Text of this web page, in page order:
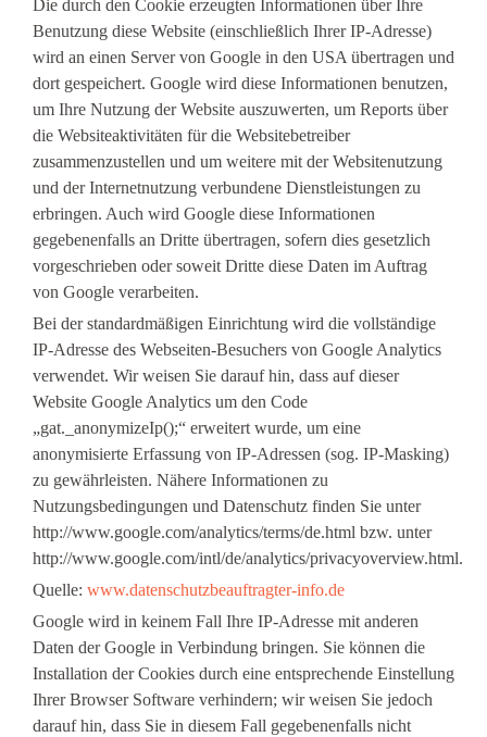
Die durch den Cookie erzeugten Informationen über Ihre
Benutzung diese Website (einschließlich Ihrer IP-Adresse)
wird an einen Server von Google in den USA übertragen und
dort gespeichert. Google wird diese Informationen benutzen,
um Ihre Nutzung der Website auszuwerten, um Reports über
die Websiteaktivitäten für die Websitebetreiber
zusammenzustellen und um weitere mit der Websitenutzung
und der Internetnutzung verbundene Dienstleistungen zu
erbringen. Auch wird Google diese Informationen
gegebenenfalls an Dritte übertragen, sofern dies gesetzlich
vorgeschrieben oder soweit Dritte diese Daten im Auftrag
von Google verarbeiten.
Bei der standardmäßigen Einrichtung wird die vollständige
IP-Adresse des Webseiten-Besuchers von Google Analytics
verwendet. Wir weisen Sie darauf hin, dass auf dieser
Website Google Analytics um den Code
„gat._anonymizeIp();“ erweitert wurde, um eine
anonymisierte Erfassung von IP-Adressen (sog. IP-Masking)
zu gewährleisten. Nähere Informationen zu
Nutzungsbedingungen und Datenschutz finden Sie unter
http://www.google.com/analytics/terms/de.html bzw. unter
http://www.google.com/intl/de/analytics/privacyoverview.html.
Quelle: www.datenschutzbeauftragter-info.de
Google wird in keinem Fall Ihre IP-Adresse mit anderen
Daten der Google in Verbindung bringen. Sie können die
Installation der Cookies durch eine entsprechende Einstellung
Ihrer Browser Software verhindern; wir weisen Sie jedoch
darauf hin, dass Sie in diesem Fall gegebenenfalls nicht